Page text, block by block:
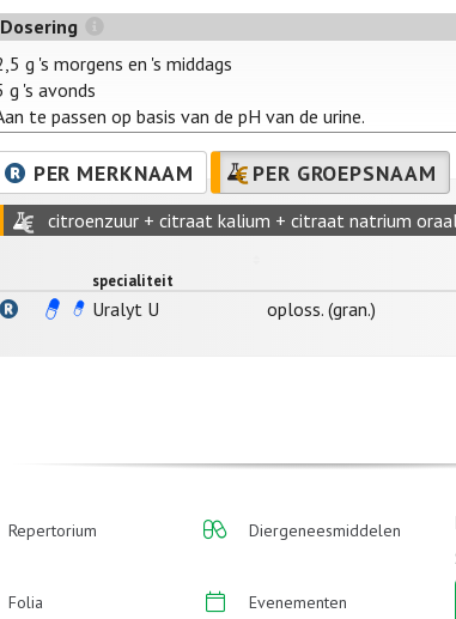
Dosering
g 's morgens en 's middags
g 's avonds
te passen op basis van de pH van de urine.
PER MERKNAAM PER GROEPSNAAM
citroenzuur + citraat kalium + citraat natrium
specialiteit
Uralyt U oploss. (gran.)
Repertorium
Folia
Diergeneesmiddelen
Evenementen